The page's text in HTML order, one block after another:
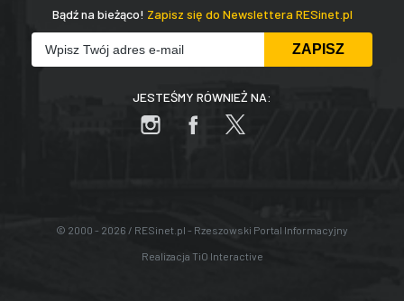
Bądź na bieżąco! Zapisz się do Newslettera RESinet.pl
JESTEŚMY RÓWNIEŻ NA:
© 2000 - 2026 / RESinet.pl - Rzeszowski Portal Informacyjny
Realizacja TiO Interactive